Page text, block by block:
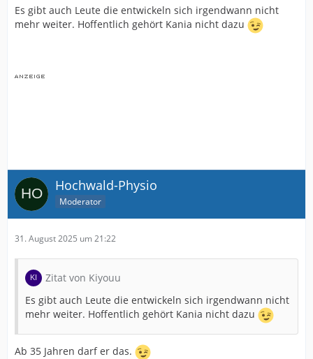
Es gibt auch Leute die entwickeln sich irgendwann nicht
mehr weiter. Hoffentlich gehört Kania nicht dazu
Hochwald-Physio
Moderator
31. August 2025 um 21:22
Zitat von Kiyouu
Es gibt auch Leute die entwickeln sich irgendwann nicht
mehr weiter. Hoffentlich gehört Kania nicht dazu
Ab 35 Jahren darf er das.